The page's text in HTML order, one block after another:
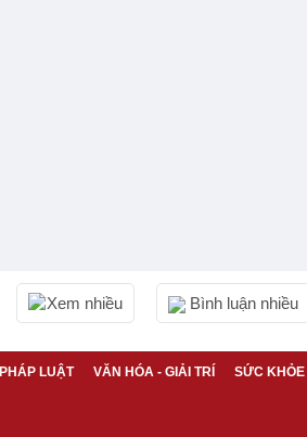
Xem nhiều Bình luận nhiều
PHÁP LUẬT VĂN HÓA - GIẢI TRÍ SỨC KHỎE